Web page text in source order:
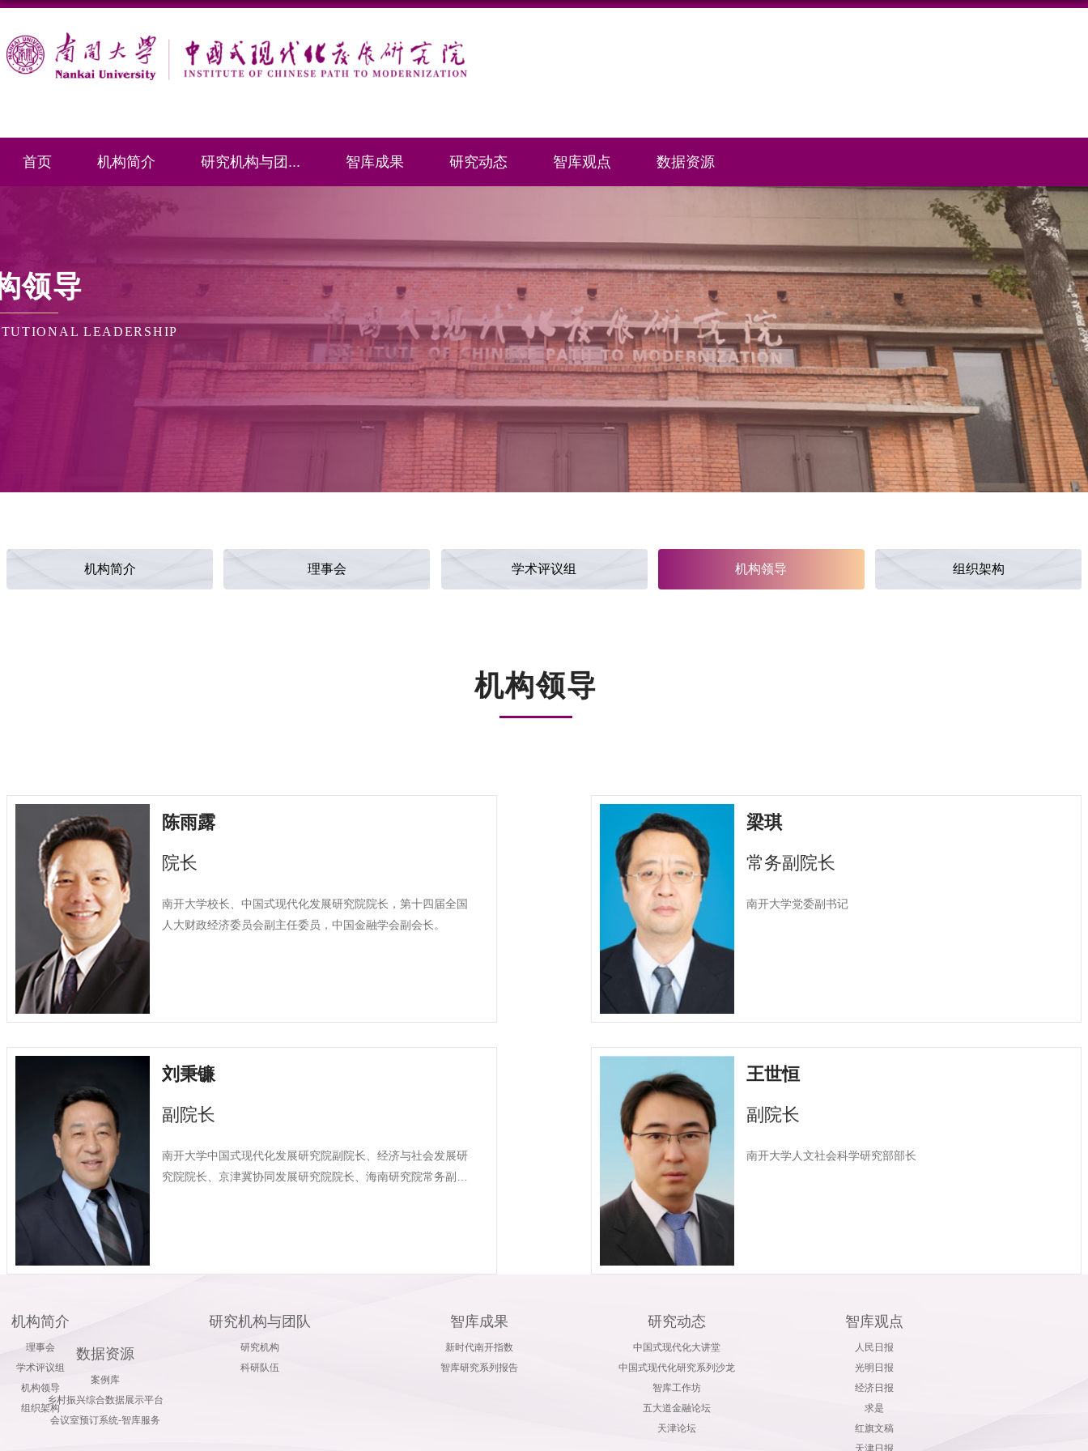
首页 机构简介 研究机构与团... 智库成果 研究动态 智库观点 数据资源
领导
LEADERSHIP
机构简介 理事会 学术评议组 机构领导 组织架构
机构领导
陈雨露
院长
南开大学校长、中国式现代化发展研究院院长，第十四届全国
人大财政经济委员会副主任委员，中国金融学会副会长。
梁琪
常务副院长
南开大学党委副书记
刘秉镰
副院长
南开大学中国式现代化发展研究院副院长、经济与社会发展研
究院院长、京津冀协同发展研究院院长、海南研究院常务副院
王世恒
副院长
南开大学人文社会科学研究部部长
机构简介
理事会
学术评议组
机构领导
组织架构
研究机构与团队
研究机构
科研队伍
智库成果
新时代南开指数
智库研究系列报告
研究动态
中国式现代化大讲堂
中国式现代化研究系列沙龙
智库工作坊
五大道金融论坛
天津论坛
智库观点
人民日报
光明日报
经济日报
求是
红旗文稿
天津日报
数据资源
案例库
乡村振兴综合数据展示平台
会议室预订系统-智库服务